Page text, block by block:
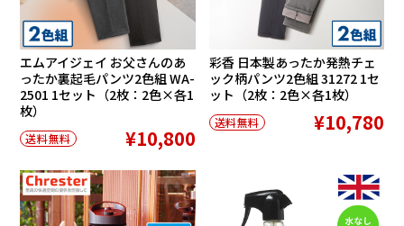
エムアイジェイ お父さんのあ
ったか裏起毛パンツ2色組 WA-
2501 1セット（2枚：2色×各1
枚）
送料無料 ¥10,800
彩香 日本製あったか発熱チェ
ック柄パンツ2色組 31272 1セ
ット（2枚：2色×各1枚）
送料無料 ¥10,780